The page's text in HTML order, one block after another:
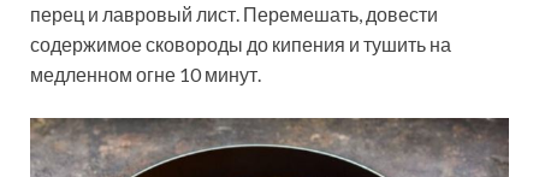
перец и лавровый лист. Перемешать, довести
содержимое сковороды до кипения и тушить на
медленном огне 10 минут.